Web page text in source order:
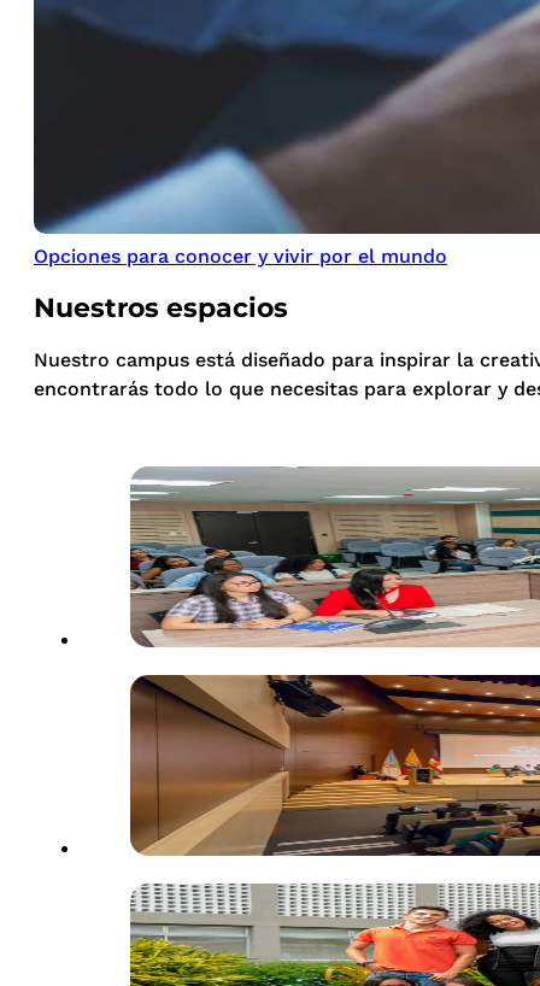
Opciones para conocer y vivir por el mundo
Nuestros espacios
Nuestro campus está diseñado para inspirar la
encontrarás todo lo que necesitas para explorar y